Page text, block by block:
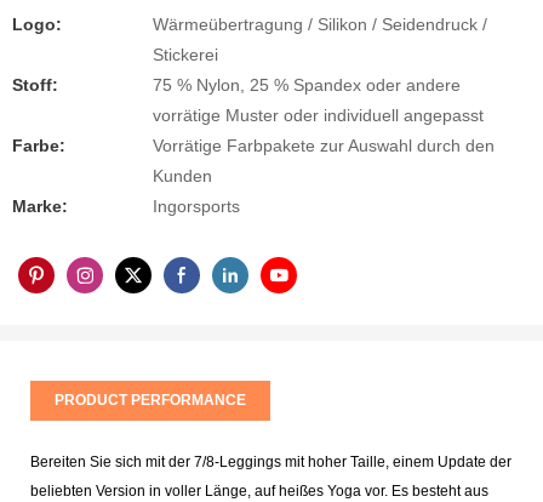
Logo:
Wärmeübertragung / Silikon / Seidendruck /
Stickerei
Stoff:
75 % Nylon, 25 % Spandex oder andere
vorrätige Muster oder individuell angepasst
Farbe:
Vorrätige Farbpakete zur Auswahl durch den
Kunden
Marke:
Ingorsports
PRODUCT PERFORMANCE
Bereiten Sie sich mit der 7/8-Leggings mit hoher Taille, einem Update der
beliebten Version in voller Länge, auf heißes Yoga vor. Es besteht aus